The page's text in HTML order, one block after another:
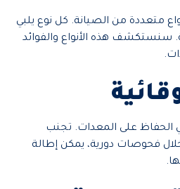
متعددة من الصيانة. كل نوع يلبي
سنستكشف هذه الأنواع والفوائد
الحفاظ على المعدات. تجنب
فحوصات دورية، يمكن إطالة